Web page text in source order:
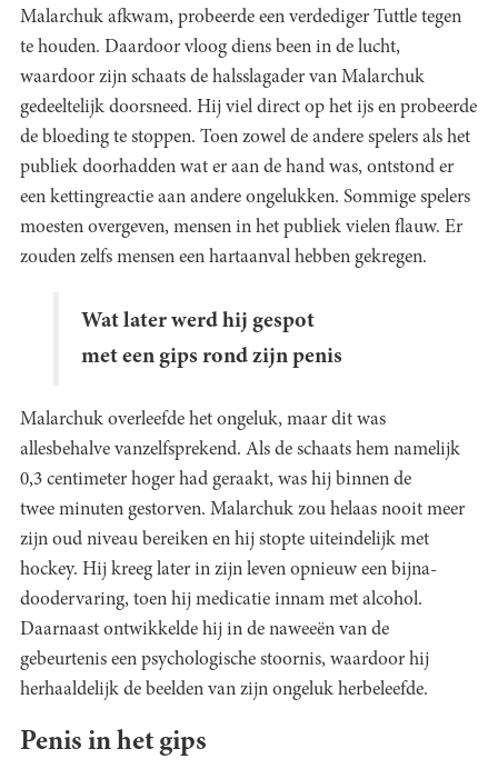
Malarchuk afkwam, probeerde een verdediger Tuttle tegen
te houden. Daardoor vloog diens been in de lucht,
waardoor zijn schaats de halsslagader van Malarchuk
gedeeltelijk doorsneed. Hij viel direct op het ijs en probeerde
de bloeding te stoppen. Toen zowel de andere spelers als het
publiek doorhadden wat er aan de hand was, ontstond er
een kettingreactie aan andere ongelukken. Sommige spelers
moesten overgeven, mensen in het publiek vielen flauw. Er
zouden zelfs mensen een hartaanval hebben gekregen.
Wat later werd hij gespot
met een gips rond zijn penis
Malarchuk overleefde het ongeluk, maar dit was
allesbehalve vanzelfsprekend. Als de schaats hem namelijk
0,3 centimeter hoger had geraakt, was hij binnen de
twee minuten gestorven. Malarchuk zou helaas nooit meer
zijn oud niveau bereiken en hij stopte uiteindelijk met
hockey. Hij kreeg later in zijn leven opnieuw een bijna-
doodervaring, toen hij medicatie innam met alcohol.
Daarnaast ontwikkelde hij in de naweeën van de
gebeurtenis een psychologische stoornis, waardoor hij
herhaaldelijk de beelden van zijn ongeluk herbeleefde.
Penis in het gips